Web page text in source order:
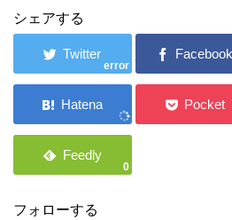
シェアする
error
0
フォローする